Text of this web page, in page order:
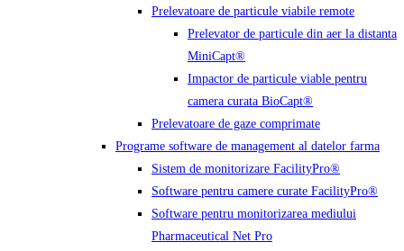
Prelevatoare de particule viabile remote
Prelevator de particule din aer la distanta
MiniCapt®
Impactor de particule viable pentru
camera curata BioCapt®
Prelevatoare de gaze comprimate
Programe software de management al datelor farma
Sistem de monitorizare FacilityPro®
Software pentru camere curate FacilityPro®
Software pentru monitorizarea mediului
Pharmaceutical Net Pro